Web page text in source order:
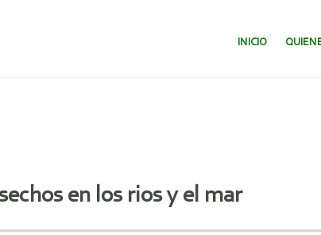
SALTAR AL
INICIO
en los rios y el mar